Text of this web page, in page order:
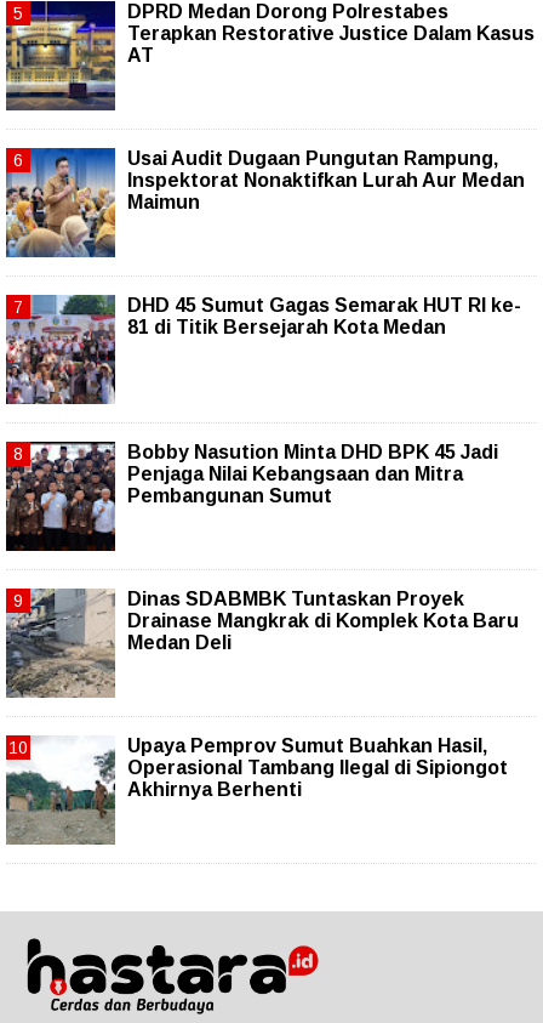
DPRD Medan Dorong Polrestabes
Terapkan Restorative Justice Dalam Kasus
AT
Usai Audit Dugaan Pungutan Rampung,
Inspektorat Nonaktifkan Lurah Aur Medan
Maimun
DHD 45 Sumut Gagas Semarak HUT RI ke-
81 di Titik Bersejarah Kota Medan
Bobby Nasution Minta DHD BPK 45 Jadi
Penjaga Nilai Kebangsaan dan Mitra
Pembangunan Sumut
Dinas SDABMBK Tuntaskan Proyek
Drainase Mangkrak di Komplek Kota Baru
Medan Deli
Upaya Pemprov Sumut Buahkan Hasil,
Operasional Tambang Ilegal di Sipiongot
Akhirnya Berhenti